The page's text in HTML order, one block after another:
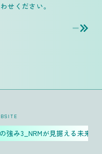
せください。
強み3_NRMが見据える未来